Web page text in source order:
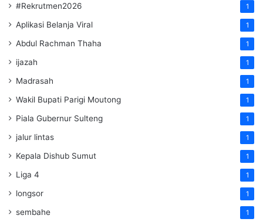
#Rekrutmen2026 1
Aplikasi Belanja Viral 1
Abdul Rachman Thaha 1
ijazah 1
Madrasah 1
Wakil Bupati Parigi Moutong 1
Piala Gubernur Sulteng 1
jalur lintas 1
Kepala Dishub Sumut 1
Liga 4 1
longsor 1
sembahe 1